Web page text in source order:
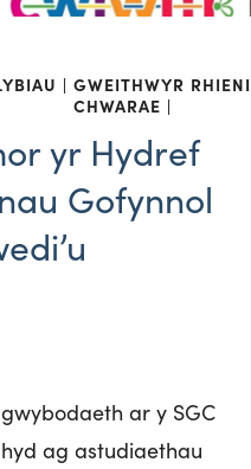
GWEITHWYR
CHWARAE
RHIENI
yr Hydref
Gofynnol
ar y SGC
ag astudiaethau